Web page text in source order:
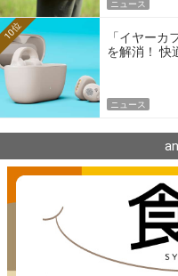
ニュース
「イヤーカ
を解消！ 快
10位
ニュース